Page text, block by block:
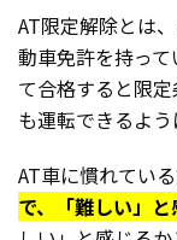
AT限定解除とは
動車免許を持っ
て合格すると限
も運転できるよう
AT車に慣れている
で、「難しい」と